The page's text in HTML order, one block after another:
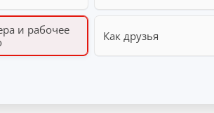
и рабочее
Как друзья